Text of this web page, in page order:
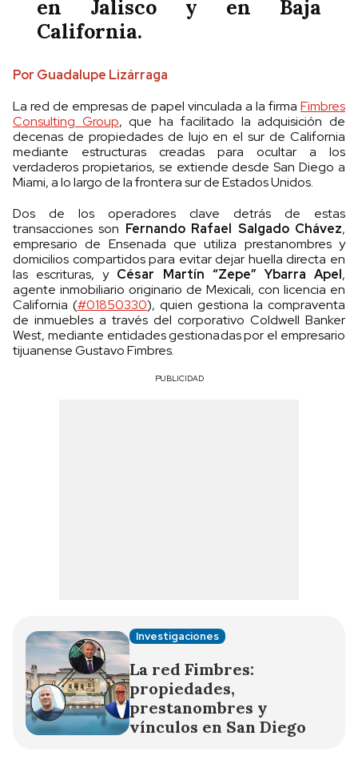
en Jalisco y en Baja
California.
Por Guadalupe Lizárraga
La red de empresas de papel vinculada a la firma Fimbres
Consulting Group, que ha facilitado la adquisición de
decenas de propiedades de lujo en el sur de California
mediante estructuras creadas para ocultar a los
verdaderos propietarios, se extiende desde San Diego a
Miami, a lo largo de la frontera sur de Estados Unidos.
Dos de los operadores clave detrás de estas
transacciones son Fernando Rafael Salgado Chávez,
empresario de Ensenada que utiliza prestanombres y
domicilios compartidos para evitar dejar huella directa en
las escrituras, y César Martín “Zepe” Ybarra Apel,
agente inmobiliario originario de Mexicali, con licencia en
California (#01850330), quien gestiona la compraventa
de inmuebles a través del corporativo Coldwell Banker
West, mediante entidades gestionadas por el empresario
tijuanense Gustavo Fimbres.
PUBLICIDAD
Investigaciones
La red Fimbres:
propiedades,
prestanombres y
vínculos en San Diego